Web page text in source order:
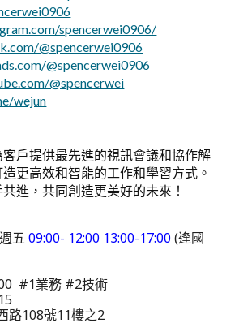
spencerwei0906/
@spencerwei0906
@spencerwei0906
@spencerwei
wejun
戶提供最先進的視訊會議和協作解
更高效和智能的工作和學習方式。
進，共同創造更美好的未來！
五 09:00- 12:00 13:00-17:00(逢國
#1業務 #2技術
路108號11樓之2